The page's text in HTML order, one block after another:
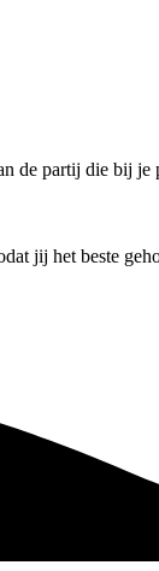
de partij die bij je
jij het beste